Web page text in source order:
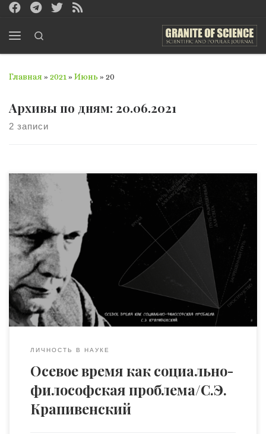
Перейти к содержимому
Главная » 2021 » Июнь » 20
Архивы по дням: 20.06.2021
2 записи
Впервые проблема Осевого времени была поставлена в
классической немецкой философии (Фихте, Гегелем,
Шеллингом). Упоминая об этом, К. Ясперс справедливо
подвергает концепцию своих предшественников
серьезной критике и прежде всего за ее ограниченно-
региональный, а не всемирно-исторический характер:
под Осевым временем они понимали по сути дела
время возникновения христианства и его
триумфального шествия […]
ЛИЧНОСТЬ В НАУКЕ
Осевое время как социально-
философская проблема/С.Э.
Крапивенский